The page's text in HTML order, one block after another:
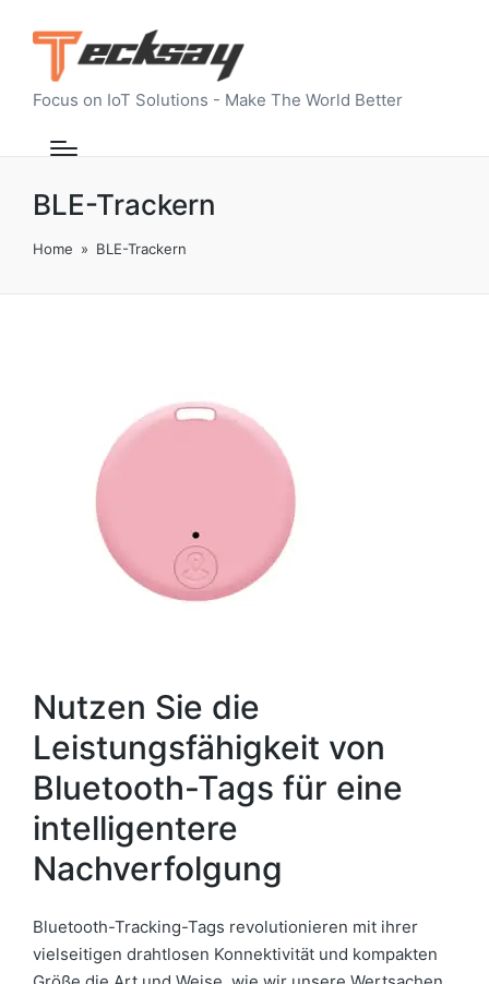
Focus on IoT Solutions - Make The World Better
BLE-Trackern
Home » BLE-Trackern
Nutzen Sie die
Leistungsfähigkeit von
Bluetooth-Tags für eine
intelligentere
Nachverfolgung
Bluetooth-Tracking-Tags revolutionieren mit ihrer
vielseitigen drahtlosen Konnektivität und kompakten